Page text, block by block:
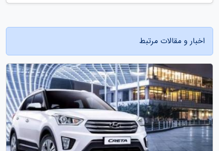
اخبار و مقالات مرتبط